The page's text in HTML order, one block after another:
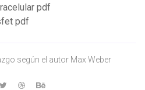
pdf
pdf
según el autor Max Weber